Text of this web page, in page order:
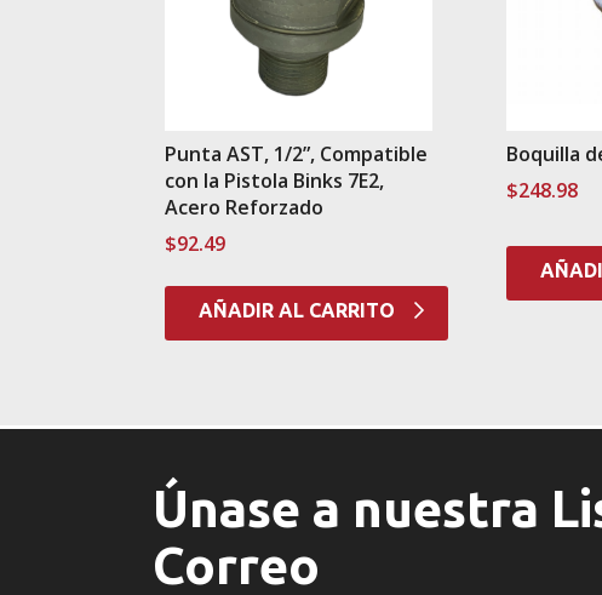
Punta AST, 1/2”, Compatible
con la Pistola Binks 7E2,
Acero Reforzado
$92.49
AÑADIR AL CARRITO
Boquilla
$248.98
Únase a nuestra
Correo